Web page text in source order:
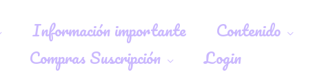
Información importante Contenido
Compras Suscripción Login